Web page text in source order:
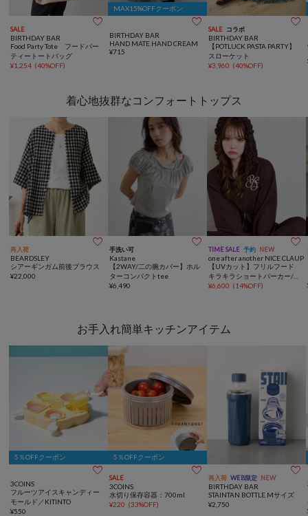
SALE 
BIRTHDAY BAR
Food Party Tote フードパー
ティートートバッグ
¥1,254 (40%OFF)
MAX15%OFFクーポン

BIRTHDAY BAR
HAND MATE HAND CREAM
¥715
SALE コラボ 
BIRTHDAY BAR
【POTLUCK PASTA PARTY】
スローケット
¥3,960 (40%OFF)
着心地抜群なコンフォートトップス
再入荷 
BEARDSLEY
シアーギンガム前後ブラウス
¥22,000
手洗い可 
Kastane
【2WAY/二の腕カバー】ホル
ターコンパクトtee
¥6,490
TIME SALE 予約 NEW 
one after another NICE CLAUP
【UVカット】フリルフード
キラキラショートパーカー/セ
ットアップ可能
¥6,600 (14%OFF)
お手入れ簡単キッチンアイテム
5％OFFクーポン

3COINS
フルーツアイスキャンディー
モールド／KITINTO
¥550
5％OFFクーポン
SALE 
3COINS
水切り保存容器：700ml
¥220 (33%OFF)
再入荷 WEB限定 NEW 
BIRTHDAY BAR
STAINTAN BOTTLE Mサイズ
¥2,750